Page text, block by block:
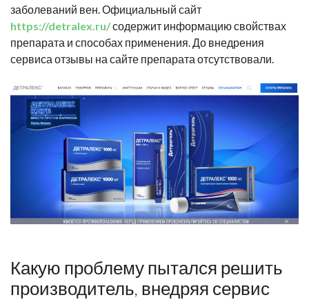
заболеваний вен. Официальный сайт
https://detralex.ru/содержит информацию свойствах
препарата и способах применения. До внедрения
сервиса отзывы на сайте препарата отсутствовали.
Какую проблему пытался решить
производитель, внедряя сервис